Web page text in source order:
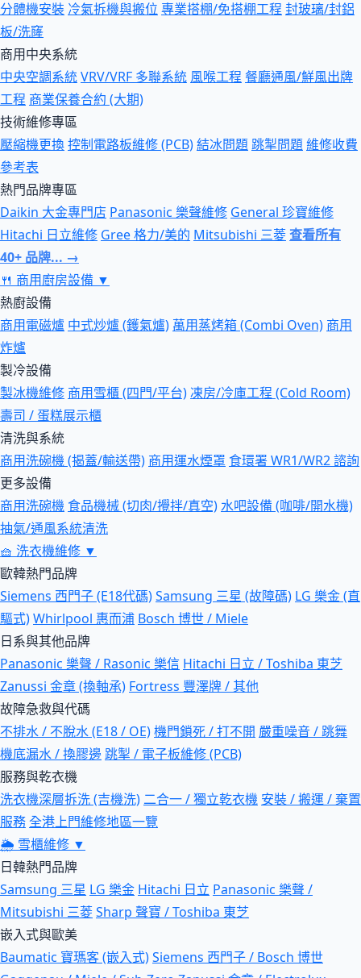
分體機安裝 冷氣拆機與搬位 專業搭棚/免搭棚工程 封玻璃/封鋁
板/洗窿
商用中央系統
中央空調系統VRV/VRF 多聯系統 風喉工程 餐廳通風/鮮風出牌
工程 商業保養合約 (大期)
技術維修專區
壓縮機更換控制電路板維修 (PCB)結冰問題跳掣問題維修收費
參考表
熱門品牌專區
Daikin 大金專門店 Panasonic 樂聲維修 General 珍寶維修
Hitachi 日立維修 Gree 格力/美的 Mitsubishi 三菱查看所有
40+ 品牌... →
🍴 商用廚房設備 ▼
熱廚設備
商用電磁爐 中式炒爐 (鑊氣爐) 萬用蒸烤箱 (Combi Oven) 商用
炸爐
製冷設備
製冰機維修 商用雪櫃 (四門/平台)凍房/冷庫工程 (Cold Room)
壽司 / 蛋糕展示櫃
清洗與系統
商用洗碗機 (揭蓋/輸送帶) 商用運水煙罩 食環署 WR1/WR2 諮詢
更多設備
商用洗碗機 食品機械 (切肉/攪拌/真空)水吧設備 (咖啡/開水機)
抽氣/通風系統清洗
🧺 洗衣機維修 ▼
歐韓熱門品牌
Siemens 西門子 (E18代碼)Samsung 三星 (故障碼) LG 樂金 (直
驅式)Whirlpool 惠而浦 Bosch 博世 / Miele
日系與其他品牌
Panasonic 樂聲 / Rasonic 樂信 Hitachi 日立 / Toshiba 東芝
Zanussi 金章 (換軸承) Fortress 豐澤牌 / 其他
故障急救與代碼
不排水 / 不脫水 (E18 / OE)機門鎖死 / 打不開 嚴重噪音 / 跳舞
機底漏水 / 換膠邊跳掣 / 電子板維修 (PCB)
服務與乾衣機
洗衣機深層拆洗 (吉機洗) 二合一 / 獨立乾衣機 安裝 / 搬運 / 棄置
服務全港上門維修地區一覽
🌦 雪櫃維修 ▼
日韓熱門品牌
Samsung 三星 LG 樂金 Hitachi 日立 Panasonic 樂聲 /
Mitsubishi 三菱Sharp 聲寶 / Toshiba 東芝
嵌入式與歐美
Baumatic 寶瑪客 (嵌入式)Siemens 西門子 / Bosch 博世